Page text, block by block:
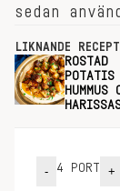
sedan
LIKNANDE RECEPT
ROSTAD
POTATIS
HUMMUS
- 4 PORT +